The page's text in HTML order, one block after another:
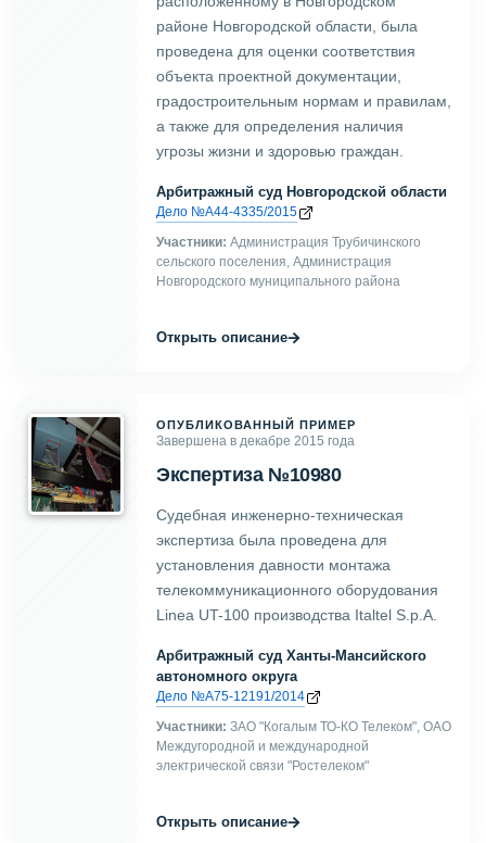
районе Новгородской области, была
проведена для оценки соответствия
объекта проектной документации,
градостроительным нормам и правилам,
а также для определения наличия
угрозы жизни и здоровью граждан.
Арбитражный суд Новгородской области
Дело №А44-4335/2015
Участники: Администрация Трубичинского
сельского поселения, Администрация
Новгородского муниципального района
Открыть описание→
ОПУБЛИКОВАННЫЙ ПРИМЕР
Завершена в декабре 2015 года
Экспертиза №10980
Судебная инженерно-техническая
экспертиза была проведена для
установления давности монтажа
телекоммуникационного оборудования
Linea UT-100 производства Italtel S.p.A.
Арбитражный суд Ханты-Мансийского
автономного округа
Дело №А75-12191/2014
Участники: ЗАО "Когалым ТО-КО Телеком", ОАО
Междугородной и международной
электрической связи "Ростелеком"
Открыть описание→